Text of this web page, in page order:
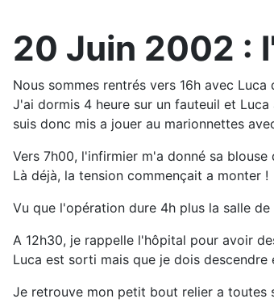
20 Juin 2002 :
Nous sommes rentrés vers 16h avec
J'ai dormis 4 heure sur un fauteuil et
suis donc mis a jouer au marionnettes
Vers 7h00, l'infirmier m'a donné sa
Là déjà, la tension commençait a monter !
Vu que l'opération dure 4h plus la salle
A 12h30, je rappelle l'hôpital pour avoir
Luca est sorti mais que je dois
Je retrouve mon petit bout relier a